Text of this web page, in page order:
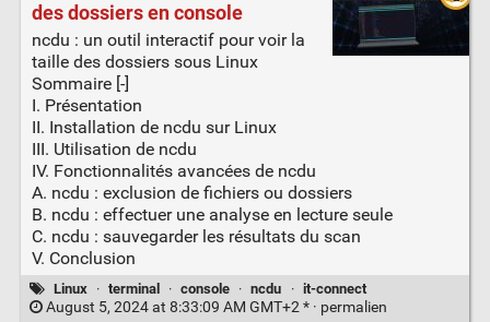
des dossiers en console
ncdu : un outil interactif pour voir la
taille des dossiers sous Linux
Sommaire [-]
I. Présentation
II. Installation de ncdu sur Linux
III. Utilisation de ncdu
IV. Fonctionnalités avancées de ncdu
A. ncdu : exclusion de fichiers ou dossiers
B. ncdu : effectuer une analyse en lecture seule
C. ncdu : sauvegarder les résultats du scan
V. Conclusion
Linux · terminal · console · ncdu · it-connect
August 5, 2024 at 8:33:09 AM GMT+2 * · permalien